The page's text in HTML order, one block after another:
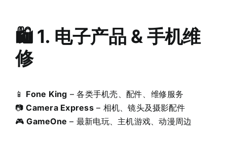
🛍 1. 电子产品 & 手机维
修
📱 Fone King – 各类手机壳、配件、维修服务
📷Camera Express– 相机、镜头及摄影配件
🎮GameOne – 最新电玩、主机游戏、动漫周边